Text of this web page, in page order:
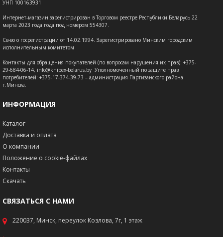
УНП 100163931
Интернет-магазин зарегистрирован в Торговом реестре Республики Беларусь 22
марта 2023 года года под номером 554307.
Св-во о госрегистрации от 14.02.1994. Зарегистрировано Минским городским
исполнительным комитетом
Контакты для обращения покупателей (по вопросам нарушения их прав): +375-
29-684-06-14, info@knipex-belarus.by Уполномоченный по защите прав
потребителей: +375-17-374-39-73 – администрация Партизанского района
г.Минска.
ИНФОРМАЦИЯ
Каталог
Доставка и оплата
О компании
Положение о cookie-файлах
Контакты
Скачать
СВЯЗАТЬСЯ С НАМИ
220037, Минск, переулок Козлова, 7г, 1 этаж